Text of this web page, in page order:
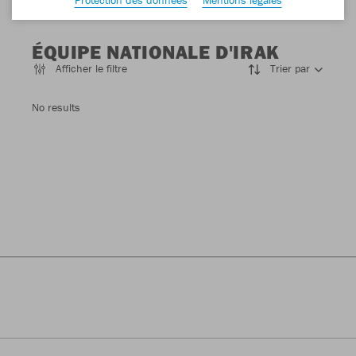
ÉQUIPE NATIONALE D'IRAK
Afficher le filtre Trier par
No results